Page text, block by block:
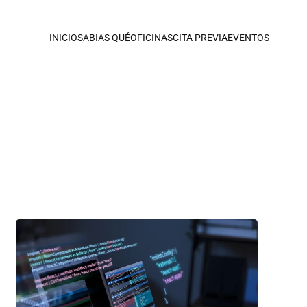
INICIOSABIAS QUÉOFICINASCITA PREVIAEVENTOS